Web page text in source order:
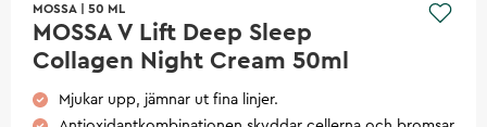
MOSSA 50 ML
MOSSA V Lift Deep Sleep
Collagen Night Cream 50ml
Mjukar upp, jämnar ut fina linjer.